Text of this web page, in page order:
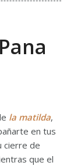
la matilda,
en tus
cierre de
que el